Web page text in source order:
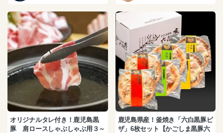
オリジナルタレ付き！鹿児島黒
豚 肩ロースしゃぶしゃぶ用３～
鹿児島県産！釜焼き「六白黒豚ピ
ザ」6枚セット【かごしま黒豚六